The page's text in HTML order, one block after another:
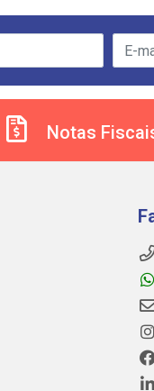
Notas